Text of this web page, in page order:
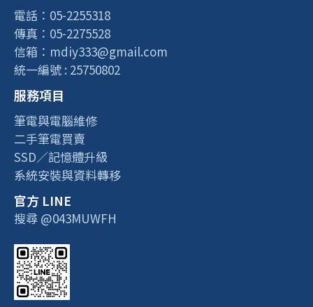
電話：05-2255318
傳真：05-2275528
信箱：mdiy333@gmail.com
統一編號 : 25750802
服務項目
筆電與電腦維修
二手筆電買賣
SSD／記憶體升級
系統安裝與資料轉移
官方 LINE
搜尋 @043MUWFH